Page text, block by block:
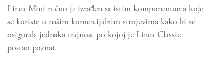
Linea Mini ručno je izrađen sa istim komponentama koje
se koriste u našim komercijalnim strojevima kako bi se
osigurala jednaka trajnost po kojoj je Linea Classic
postao poznat.